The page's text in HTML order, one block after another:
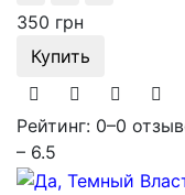
350 грн
Купить
Рейтинг: 0–0
– 6.5